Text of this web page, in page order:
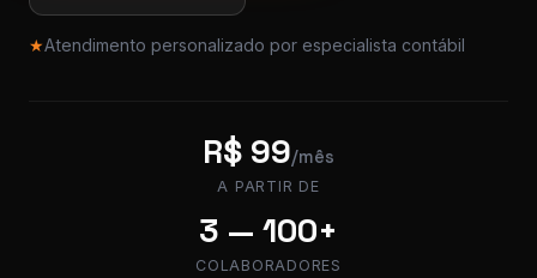
★Atendimento personalizado por especialista contábil
R$ 99/mês
A PARTIR DE
3 — 100+
COLABORADORES